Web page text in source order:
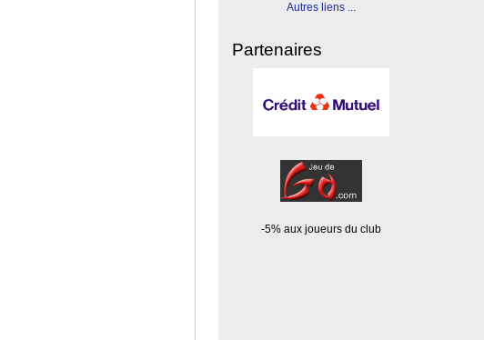
Autres liens ...
Partenaires
-5% aux joueurs du club